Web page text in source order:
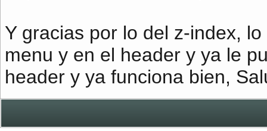
Y gracias por lo del z-index,
menu y en el header y ya le
header y ya funciona bien,